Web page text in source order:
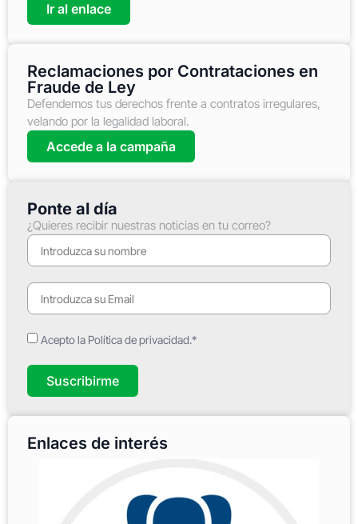
Ir al enlace
Reclamaciones por Contrataciones en
Fraude de Ley
Defendemos tus derechos frente a contratos irregulares,
velando por la legalidad laboral.
Accede a la campaña
Ponte al día
¿Quieres recibir nuestras noticias en tu correo?
Acepto la Política de privacidad.*
Suscribirme
Enlaces de interés